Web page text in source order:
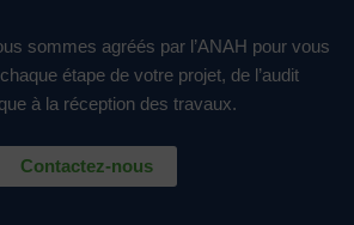
sommes agréés par l’ANAH pour vous
étape de votre projet, de l’audit
à la réception des travaux.
Contactez-nous